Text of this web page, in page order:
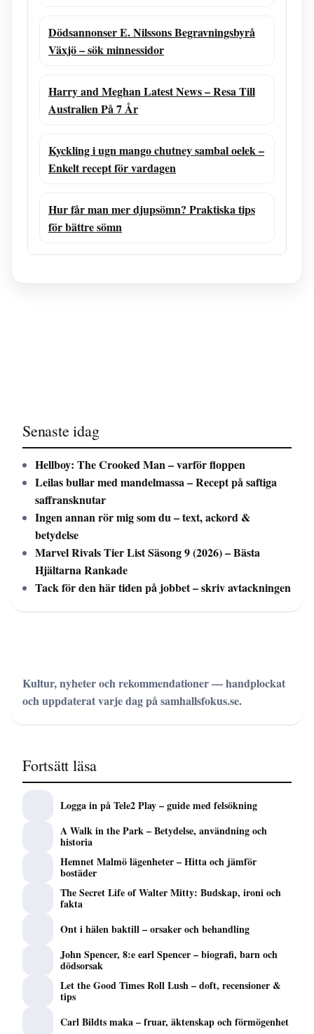
Dödsannonser E. Nilssons Begravningsbyrå
Växjö – sök minnessidor
Harry and Meghan Latest News – Resa Till
Australien På 7 År
Kyckling i ugn mango chutney sambal oelek –
Enkelt recept för vardagen
Hur får man mer djupsömn? Praktiska tips
för bättre sömn
Senaste idag
Hellboy: The Crooked Man – varför floppen
Leilas bullar med mandelmassa – Recept på saftiga
saffransknutar
Ingen annan rör mig som du – text, ackord &
betydelse
Marvel Rivals Tier List Säsong 9 (2026) – Bästa
Hjältarna Rankade
Tack för den här tiden på jobbet – skriv avtackningen
Kultur, nyheter och rekommendationer — handplockat
och uppdaterat varje dag på samhallsfokus.se.
Fortsätt läsa
Logga in på Tele2 Play – guide med felsökning
A Walk in the Park – Betydelse, användning och
historia
Hemnet Malmö lägenheter – Hitta och jämför
bostäder
The Secret Life of Walter Mitty: Budskap, ironi och
fakta
Ont i hälen baktill – orsaker och behandling
John Spencer, 8:e earl Spencer – biografi, barn och
dödsorsak
Let the Good Times Roll Lush – doft, recensioner &
tips
Carl Bildts maka – fruar, äktenskap och förmögenhet